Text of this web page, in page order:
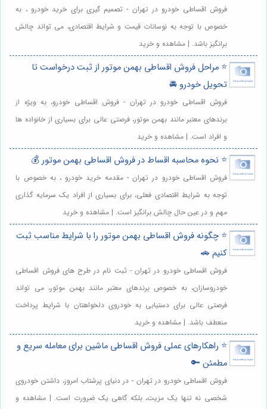
فروش اقساطی خودرو در تهران - تصمیم گیری برای خرید خودرو ، به
خصوص با توجه به نوسانات قیمت و شرایط اقتصادی، می تواند چالش
برانگیز باشد. | مشاهده و خرید
⭐️ مراحل فروش اقساطی بهمن موتور از ثبت درخواست تا
تحویل خودرو 🚘
فروش اقساطی خودرو در تهران - فروش اقساطی خودرو، به ویژه از
برندهای معتبر مانند بهمن موتور، فرصتی عالی برای بسیاری از خانواده ها
و افراد است. | مشاهده و خرید
⭐️ نحوه محاسبه اقساط در فروش اقساطی بهمن موتور 💰
فروش اقساطی خودرو در تهران - مقدمه خرید خودرو ، به خصوص با
توجه به شرایط اقتصادی فعلی، برای بسیاری از افراد یک سرمایه گذاری
مهم و در عین حال چالش برانگیز است. | مشاهده و خرید
⭐️ چگونه فروش اقساطی بهمن موتور را با شرایط مناسب ثبت
کنیم 🚗
فروش اقساطی خودرو در تهران - ثبت نام در طرح های فروش اقساطی
خودروسازان، به خصوص برندهای معتبر مانند بهمن موتور، می تواند
فرصتی عالی برای دستیابی به خودروی دلخواهتان با شرایط پرداخت
منعطف باشد. | مشاهده و خرید
⭐️ راهکارهای عملی فروش اقساطی ماشین برای معامله سریع و
مطمئن 🔑
فروش اقساطی خودرو در تهران - در دنیای پرشتاب امروز، داشتن خودروی
شخصی نه تنها یک مزیت، بلکه گاهی یک ضرورت است. | مشاهده و